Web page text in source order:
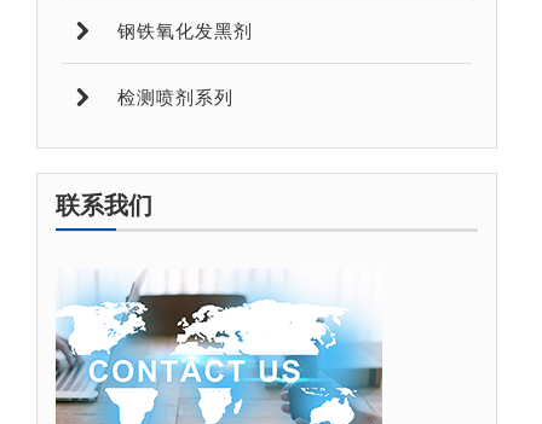
钢铁氧化发黑剂
检测喷剂系列
联系我们